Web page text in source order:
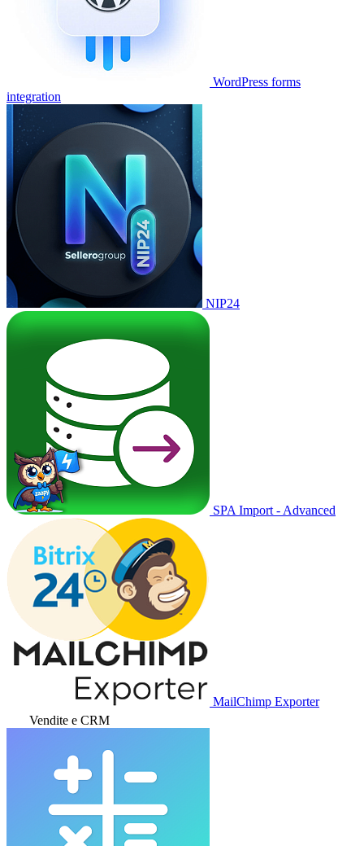
WordPress forms
integration
NIP24
SPA Import - Advanced
MailChimp Exporter
Vendite e CRM